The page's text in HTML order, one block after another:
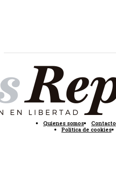
Quienes somos Contacto
Política de cookies